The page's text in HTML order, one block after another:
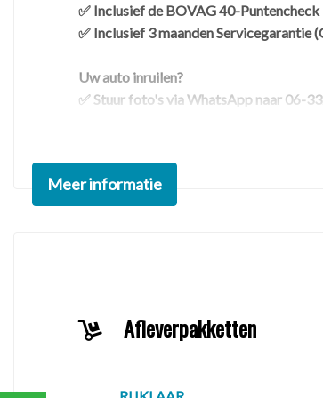
✅ Inclusief de BOVAG 40-Puntencheck
✅ Inclusief 3 maanden Servicegarantie
Uw auto inruilen?
✅ Stuur foto's via WhatsApp naar 06-
Wat kunt u van ons verwachten
✅ Een APK technisch gecontroleerde
Openingstijden
✔️ Ma t/m Vr 9.00-18.00
Meer informatie
Afleverpakketten